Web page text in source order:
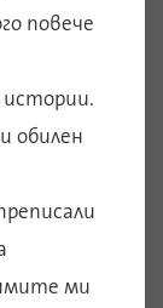
повече
истории.
обилен
ми